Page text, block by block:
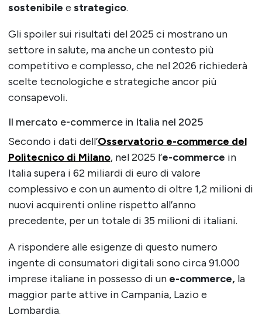
sostenibile e strategico.
Gli spoiler sui risultati del 2025 ci mostrano un
settore in salute, ma anche un contesto più
competitivo e complesso, che nel 2026 richiederà
scelte tecnologiche e strategiche ancor più
consapevoli.
Il mercato e-commerce in Italia nel 2025
Secondo i dati dell’Osservatorio e-commerce del
Politecnico di Milano, nel 2025 l’e-commerce in
Italia supera i 62 miliardi di euro di valore
complessivo e con un aumento di oltre 1,2 milioni di
nuovi acquirenti online rispetto all’anno
precedente, per un totale di 35 milioni di italiani.
A rispondere alle esigenze di questo numero
ingente di consumatori digitali sono circa 91.000
imprese italiane in possesso di un e-commerce, la
maggior parte attive in Campania, Lazio e
Lombardia.